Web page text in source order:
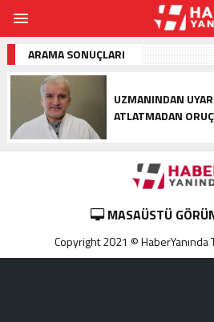
ARAMA SONUÇLARI
UZMANINDAN
ATLATMADAN
MASAÜSTÜ
Copyright 2021 © HaberYanında